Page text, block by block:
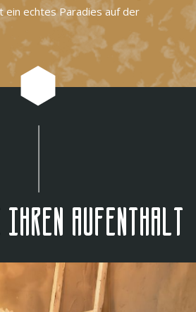
ein echtes Paradies auf der
Ihren Aufenthalt